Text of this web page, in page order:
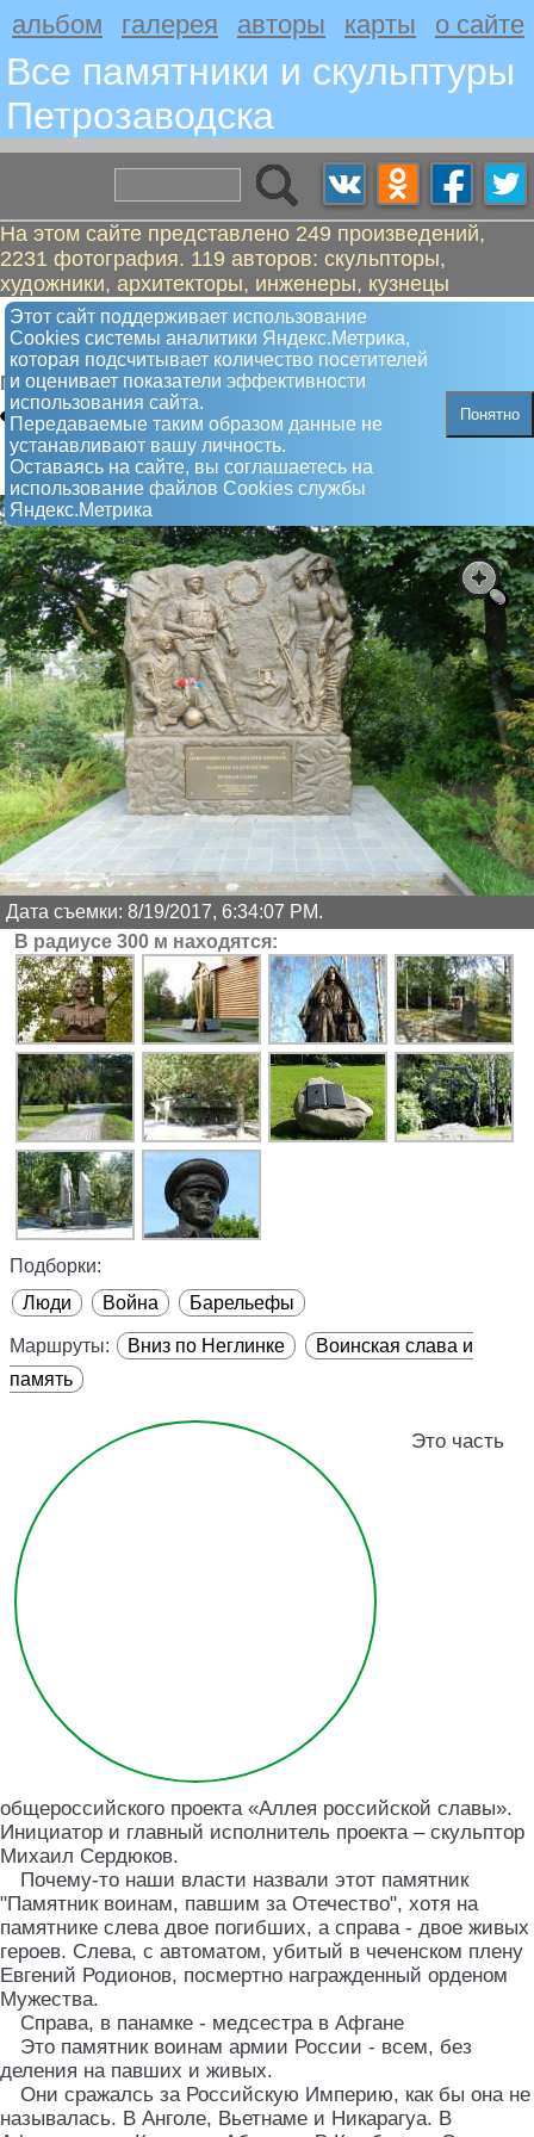
альбом галерея авторы карты о сайте
Все памятники и скульптуры
Петрозаводскa
На этом сайте представлено 249 произведений,
2231 фотография. 119 авторов: скульпторы,
художники, архитекторы, инженеры, кузнецы
Этот сайт поддерживает использование
Сookies системы аналитики Яндекс.Метрика,
которая подсчитывает количество посетителей
и оценивает показатели эффективности
использования сайта.
Передаваемые таким образом данные не
устанавливают вашу личность.
Оставаясь на сайте, вы соглашаетесь на
использование файлов Сookies службы
Яндекс.Метрика
Понятно
Воинам России, участникам
локальных конфликтов
Памятник
Дата съемки: 8/19/2017, 6:34:07 PM.
В радиусе 300 м находятся:
Подборки:
Люди
Война Барельефы
Маршруты: Вниз по Неглинке
Воинская слава и
память
Это часть
общероссийского проекта «Аллея российской славы».
Инициатор и главный исполнитель проекта – скульптор
Михаил Сердюков.
Почему-то наши власти назвали этот памятник
"Памятник воинам, павшим за Отечество", хотя на
памятнике слева двое погибших, а справа - двое живых
героев. Слева, с автоматом, убитый в чеченском плену
Евгений Родионов, посмертно награжденный орденом
Мужества.
Справа, в панамке - медсестра в Афгане
Это памятник воинам армии России - всем, без
деления на павших и живых.
Они сражалсь за Российскую Империю, как бы она не
называлась. В Анголе, Вьетнаме и Никарагуа. В